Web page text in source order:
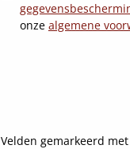
onze algemene
Velden gemarkeerd